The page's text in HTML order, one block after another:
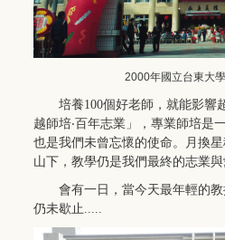
2000年國立台東大
培養100個好老師，就能影響
越師培‧百年志業」，專業師培是
也是我們未曾忘懷的使命。月換
山下，教學仍是我們最終的志業與
會有一日，當今天最年輕的教
仍未歇止.....